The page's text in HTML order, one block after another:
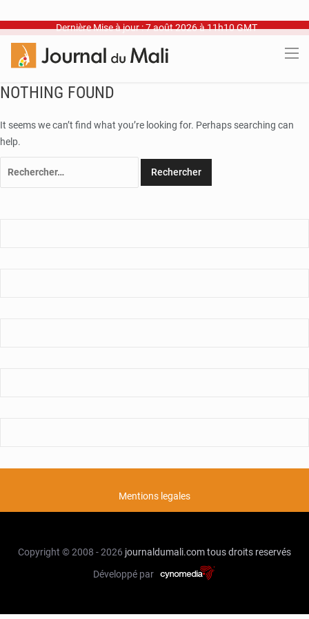
Dernière Mise à jour : 7 août 2026 à 11h10 GMT
NOTHING FOUND
It seems we can’t find what you’re looking for. Perhaps searching can
help.
Mentions legales
Copyright © 2008 - 2026 journaldumali.comtous droits reservés
Développé par